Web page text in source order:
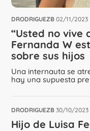
DRODRIGUEZB 02/11/2023
“Usted no vive
Fernanda W
sobre sus hijos
Una internauta se
hay una supuesta
DRODRIGUEZB 30/10/2023
Hijo de Luisa